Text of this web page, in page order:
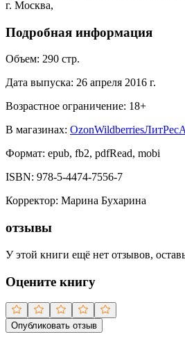
г. Москва,
Подробная информация
Объем: 290 стр.
Дата выпуска: 26 апреля 2016 г.
Возрастное ограничение: 18+
В магазинах: OzonWildberriesЛитРес
Формат: epub, fb2, pdfRead, mobi
ISBN: 978-5-4474-7556-7
Корректор: Марина Бухарина
отзывы
У этой книги ещё нет отзывов,
Оцените книгу
Опубликовать отзыв